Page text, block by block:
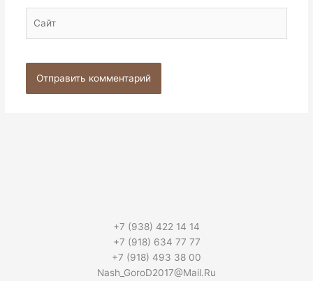
+7 (938) 422 14 14
+7 (918) 634 77 77
+7 (918) 493 38 00
Nash_GoroD2017@Mail.Ru